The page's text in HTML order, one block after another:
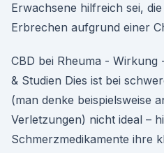
Erwachsene hilfreich sei,
Erbrechen aufgrund einer
CBD bei Rheuma -
& Studien Dies ist bei
(man denke beispielsweise
Verletzungen) nicht ideal –
Schmerzmedikamente ihre